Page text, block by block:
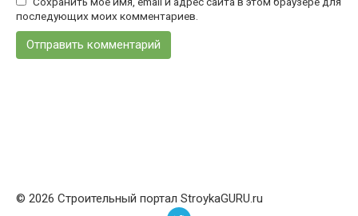
последующих моих комментариев.
© 2026 Строительный портал StroykaGURU.ru